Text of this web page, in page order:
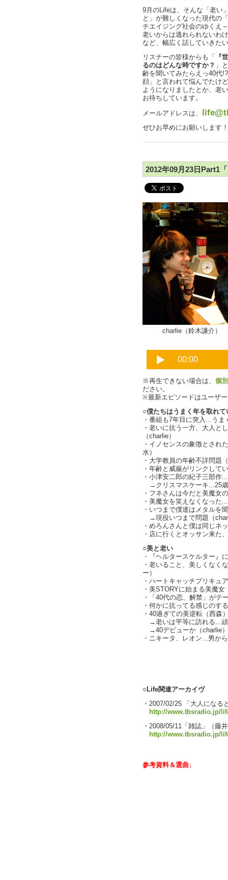
9月のLifeは、そんな「老い
と」が難しくなった現代の
チエイジング社会のゆくえ
老いからは逃れられないわ
など、幅広く話していきた
リスナーの皆様からも「
『
るのはどんな時ですか？ 」
齢を聞いてみたらえっ40代
顔」と言われて悩んでたけ
ようになりましたとか、老
お待ちしています。
メールアドレスは、
ぜひお早めにお願いします！
2012年09月23日Part1
charlie（鈴木謙介）
※再生できない場合は、 個
ださい。
※最新エピソードはユーザ
○僕たちはうまく年を取れて
・番組も7年目に突入...う
・老いに抗う一方、大人と
（charlie）
・イノセンスの象徴とされ
水）
・大学教員の年齢不詳問題
・年齢と威厳がリンクして
・小津安二郎の紀子三部作
→クリスマスケーキ...25
・フネさんは今だと美魔女
・美魔女を笑えなくなった
・いつまで僕達はメタルを
→現役いつまで問題（
・めろんさんと僕は同じネ
・店に行くとオッサン来た
○美と老い
・『ヘルタースケルター』
・老いること、美しくなく
ー）
・ハートキャッチプリキュ
・美STORYに始まる美魔女
・「40代の恋、解禁」がテ
・何かに抗ってる感じのす
・40過ぎての美逆転（西森
→老いは平等に訪れる...頑
→40デビューか（charlie）
・ニキータ、レオン...男か
○Life関連アーカイヴ
・2007/02/25 「大人になる
http://www.tbsradio.jp/
・2008/05/11「雑誌」（藤
http://www.tbsradio.jp/
参考資料＆選曲↓